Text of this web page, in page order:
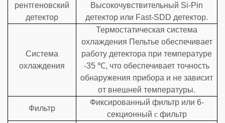
рентгеновский
детектор
Высокочувствительный Si-Pin
детектор или Fast-SDD детектор.
Система
охлаждения
Термостатическая система
охлаждения Пельтье обеспечивает
работу детектора при температуре
-35 ℃, что обеспечивает точность
обнаружения прибора и не зависит
от внешней температуры.
Фильтр
Фиксированный фильтр или 6-
секционный с фильтр